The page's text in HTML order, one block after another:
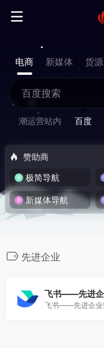
电商 新媒体 货源
潮运营站内 百度
赞助商
极简导航
新媒体导航
先进企业